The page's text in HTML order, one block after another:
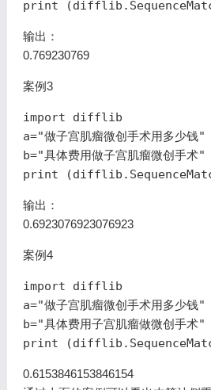
输出：
0.769230769
案例3
import difflib
a="做子宫肌瘤微创手术用多少钱"
b="具体费用做子宫肌瘤微创手术"
输出：
0.6923076923076923
案例4
import difflib
a="做子宫肌瘤微创手术用多少钱"
b="具体费用子宫肌瘤做微创手术"
0.6153846153846154